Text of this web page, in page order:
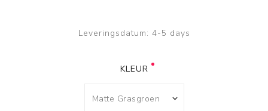
Leveringsdatum: 4-5 days
KLEUR